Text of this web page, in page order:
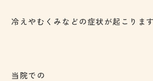
冷えやむくみなどの症状が起こります
当院での